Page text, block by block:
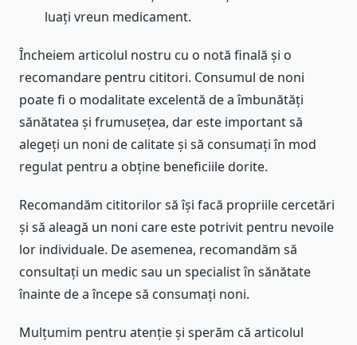
luați vreun medicament.
Încheiem articolul nostru cu o notă finală și o
recomandare pentru cititori. Consumul de noni
poate fi o modalitate excelentă de a îmbunătăți
sănătatea și frumusețea, dar este important să
alegeți un noni de calitate și să consumați în mod
regulat pentru a obține beneficiile dorite.
Recomandăm cititorilor să își facă propriile cercetări
și să aleagă un noni care este potrivit pentru nevoile
lor individuale. De asemenea, recomandăm să
consultați un medic sau un specialist în sănătate
înainte de a începe să consumați noni.
Mulțumim pentru atenție și sperăm că articolul